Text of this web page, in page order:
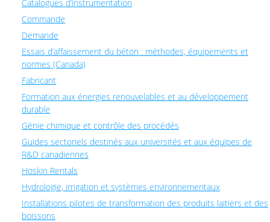
Catalogues d’instrumentation
Commande
Demande
Essais d’affaissement du béton : méthodes, équipements et
normes (Canada)
Fabricant
Formation aux énergies renouvelables et au développement
durable
Génie chimique et contrôle des procédés
Guides sectoriels destinés aux universités et aux équipes de
R&D canadiennes
Hoskin Rentals
Hydrologie, irrigation et systèmes environnementaux
Installations pilotes de transformation des produits laitiers et des
boissons